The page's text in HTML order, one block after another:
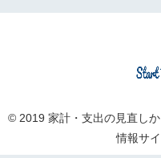
© 2019 家計・支出の見直し
情報サ